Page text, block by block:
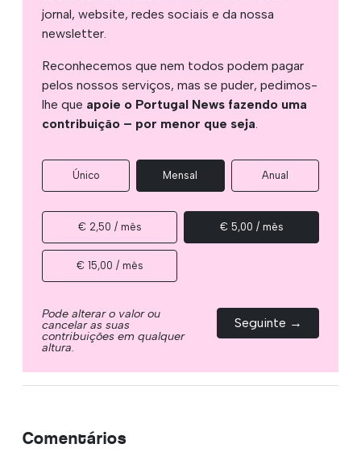
jornal, website, redes sociais e da nossa
newsletter.
Reconhecemos que nem todos podem pagar
pelos nossos serviços, mas se puder, pedimos-
lhe que apoie o Portugal News fazendo uma
contribuição – por menor que seja.
Único Mensal Anual
€ 2,50 / mês € 5,00 / mês
€ 15,00 / mês
Pode alterar o valor ou
cancelar as suas
contribuições em qualquer
altura.
Seguinte →
Comentários